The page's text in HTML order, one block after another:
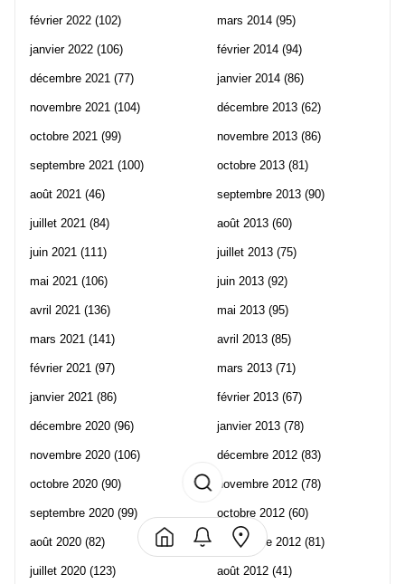
février 2022 (102)
janvier 2022 (106)
décembre 2021 (77)
novembre 2021 (104)
octobre 2021 (99)
septembre 2021 (100)
août 2021 (46)
juillet 2021 (84)
juin 2021 (111)
mai 2021 (106)
avril 2021 (136)
mars 2021 (141)
février 2021 (97)
janvier 2021 (86)
décembre 2020 (96)
novembre 2020 (106)
octobre 2020 (90)
septembre 2020 (99)
août 2020 (82)
juillet 2020 (123)
mars 2014 (95)
février 2014 (94)
janvier 2014 (86)
décembre 2013 (62)
novembre 2013 (86)
octobre 2013 (81)
septembre 2013 (90)
août 2013 (60)
juillet 2013 (75)
juin 2013 (92)
mai 2013 (95)
avril 2013 (85)
mars 2013 (71)
février 2013 (67)
janvier 2013 (78)
décembre 2012 (83)
novembre 2012 (78)
octobre 2012 (60)
septembre 2012 (81)
août 2012 (41)